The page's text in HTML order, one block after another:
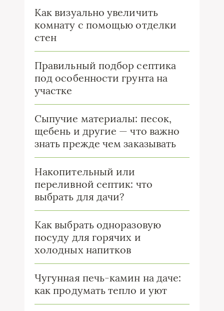
Как визуально увеличить
комнату с помощью отделки
стен
Правильный подбор септика
под особенности грунта на
участке
Сыпучие материалы: песок,
щебень и другие — что важно
знать прежде чем заказывать
Накопительный или
переливной септик: что
выбрать для дачи?
Как выбрать одноразовую
посуду для горячих и
холодных напитков
Чугунная печь-камин на даче:
как продумать тепло и уют